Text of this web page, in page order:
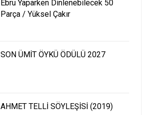
Ebru Yaparken Dinlenebilecek 50
Parça / Yüksel Çakır
SON ÜMİT ÖYKÜ ÖDÜLÜ 2027
AHMET TELLİ SÖYLEŞİSİ (2019)